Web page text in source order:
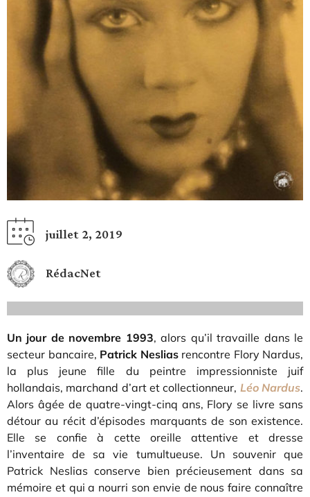
juillet 2, 2019
RédacNet
Un jour de novembre 1993, alors qu’il travaille dans le
secteur bancaire, Patrick Nesliasrencontre Flory Nardus,
la plus jeune fille du peintre impressionniste juif
hollandais, marchand d’art et collectionneur, Léo Nardus.
Alors âgée de quatre-vingt-cinq ans, Flory se livre sans
détour au récit d’épisodes marquants de son existence.
Elle se confie à cette oreille attentive et dresse
l’inventaire de sa vie tumultueuse. Un souvenir que
Patrick Neslias conserve bien précieusement dans sa
mémoire et qui a nourri son envie de nous faire connaître